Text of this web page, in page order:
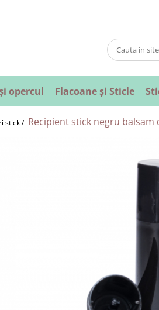
opercul Flacoane și Sticle
stick / Recipient stick negru balsam